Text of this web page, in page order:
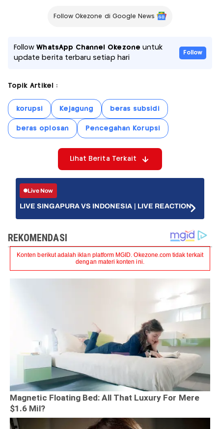
Follow Okezone di Google News
FollowWhatsApp Channel Okezone untuk
update berita terbaru setiap hari
Follow
Topik Artikel :
korupsi Kejagung beras subsidi
beras oplosan Pencegahan Korupsi
Lihat Berita Terkait
Live Now
LIVE SINGAPURA VS INDONESIA | LIVE REACTION